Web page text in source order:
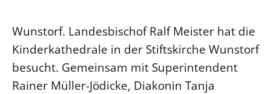
Wunstorf. Landesbischof Ralf Meister hat die
Kinderkathedrale in der Stiftskirche Wunstorf
besucht. Gemeinsam mit Superintendent
Rainer Müller-Jödicke, Diakonin Tanja
Gleichstellung
Datenschutz
Geschäftsstelle Landessynode